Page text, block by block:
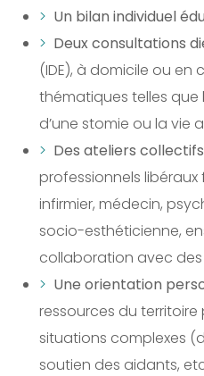
Un bilan individuel
Deux consultations
(IDE), à domicile ou
thématiques telles que
d’une stomie ou la vie
Des ateliers collectifs
professionnels libéraux
infirmier, médecin,
socio-esthéticienne,
collaboration avec
Une orientation
ressources du
situations complexes
soutien des aidants,